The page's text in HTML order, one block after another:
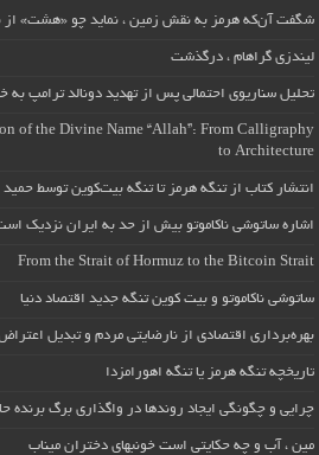
شگفت آن‌که هرمز به نقش زمین ، نماید چو «هشت» از
لیندزی گراهام ، درگذشت
تحلیل سناریوی احتمالی پس از تهدید دونالد ترامپ به
of the Divine Name “Allah”: From Calligraphy
to Architecture
انتشار کتاب از تنگه هرمز تا تنگه بیت‌کوین توسط حمید
اشاره ساتوشی ناکاموتو بیش از حد به ایران نزدیک
From the Strait of Hormuz to the Bitcoin Strait
ساتوشی ناکاموتو و بیت کوین تنگه جدید اقتصاد دنیا
بهره‌برداری اقتصادی از نارضایتی مردم و تبدیل
تاریخچه تنگه هرمز یا تنگه اهورامزدا
چرایی و چگونگی ایجاد روندها در واگذاری برگ برنده
مین ، آب و چه حکایتی است خونبهای دختران میناب